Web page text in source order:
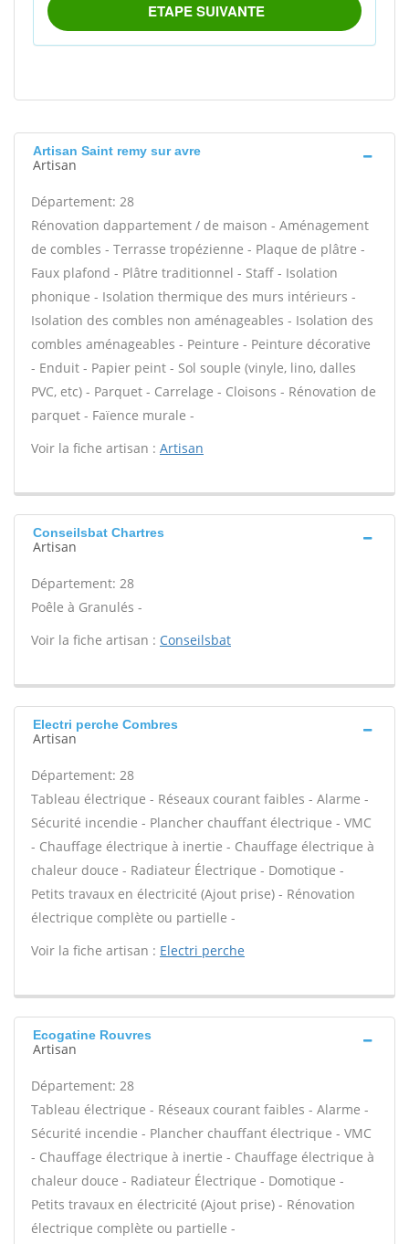
Artisan Saint remy sur avre
Artisan
Département: 28
Rénovation dappartement / de maison - Aménagement
de combles - Terrasse tropézienne - Plaque de plâtre -
Faux plafond - Plâtre traditionnel - Staff - Isolation
phonique - Isolation thermique des murs intérieurs -
Isolation des combles non aménageables - Isolation des
combles aménageables - Peinture - Peinture décorative
- Enduit - Papier peint - Sol souple (vinyle, lino, dalles
PVC, etc) - Parquet - Carrelage - Cloisons - Rénovation de
parquet - Faïence murale -
Voir la fiche artisan : Artisan
Conseilsbat Chartres
Artisan
Département: 28
Poêle à Granulés -
Voir la fiche artisan : Conseilsbat
Electri perche Combres
Artisan
Département: 28
Tableau électrique - Réseaux courant faibles - Alarme -
Sécurité incendie - Plancher chauffant électrique - VMC
- Chauffage électrique à inertie - Chauffage électrique à
chaleur douce - Radiateur Électrique - Domotique -
Petits travaux en électricité (Ajout prise) - Rénovation
électrique complète ou partielle -
Voir la fiche artisan : Electri perche
Ecogatine Rouvres
Artisan
Département: 28
Tableau électrique - Réseaux courant faibles - Alarme -
Sécurité incendie - Plancher chauffant électrique - VMC
- Chauffage électrique à inertie - Chauffage électrique à
chaleur douce - Radiateur Électrique - Domotique -
Petits travaux en électricité (Ajout prise) - Rénovation
électrique complète ou partielle -